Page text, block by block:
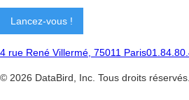
Lancez-vous !
4 rue René Villermé, 75011 Paris
© 2026 DataBird, Inc. Tous droits réservés.